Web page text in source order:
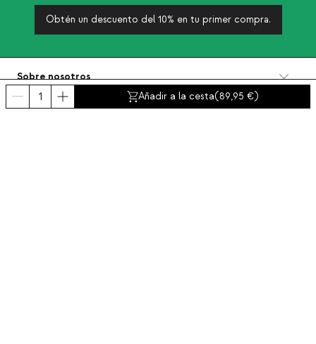
Añadir a la cesta(89,95 )
Obtén un descuento del 10% en tu primer compra.
Sobre nosotros
Categorías
Contacto y ayuda